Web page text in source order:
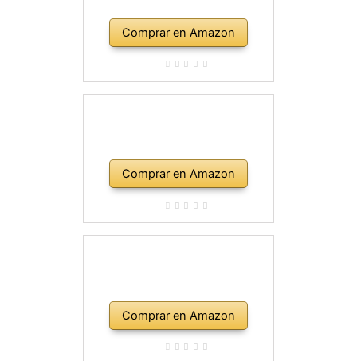
Comprar en Amazon
Comprar en Amazon
Comprar en Amazon